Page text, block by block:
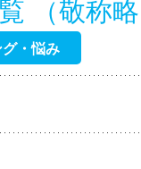
（敬称
・悩み